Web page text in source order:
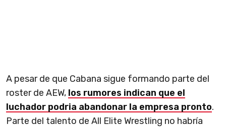
A pesar de que Cabana sigue formando parte del
roster de AEW, los rumores indican que el
luchador podria abandonar la empresa pronto.
Parte del talento de All Elite Wrestling no habría